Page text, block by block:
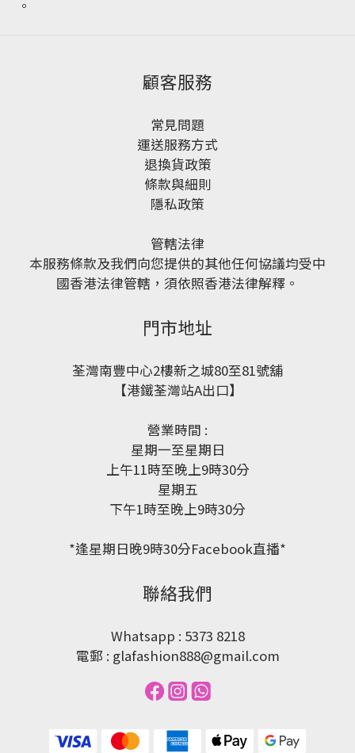
。
顧客服務
常見問題
運送服務方式
退換貨政策
條款與細則
隱私政策
管轄法律
本服務條款及我們向您提供的其他任何協議均受中
國香港法律管轄，須依照香港法律解釋。
門市地址
荃灣南豐中心2樓新之城80至81號舖
【港鐵荃灣站A出口】
營業時間 :
星期一至星期日
上午11時至晚上9時30分
星期五
下午1時至晚上9時30分
*逢星期日晚9時30分Facebook直播*
聯絡我們
Whatsapp : 5373 8218
電郵 : glafashion888@gmail.com